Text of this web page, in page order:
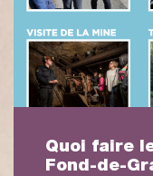
Quoi faire
Fond-de-